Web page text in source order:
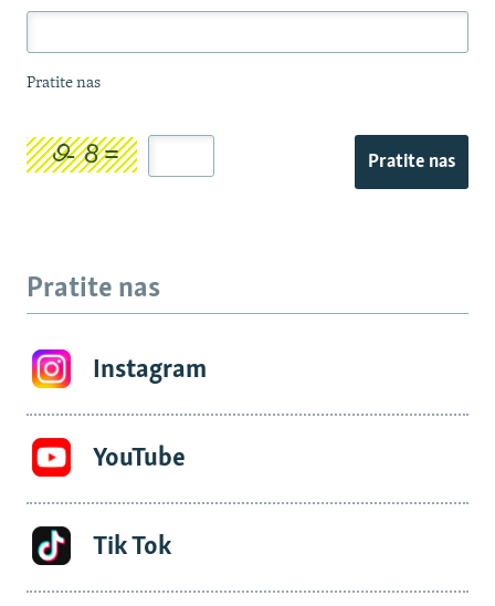
Pratite nas
Pratite nas
Pratite nas
Instagram
YouTube
Tik Tok